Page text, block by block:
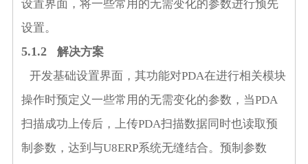
设置界面，将一些常用的无需变化的参数进行预先
设置。
5.1.2
解决方案
开发基础设置界面，其功能对PDA在进行相关模块
操作时预定义一些常用的无需变化的参数，当PDA
扫描成功上传后，上传PDA扫描数据同时也读取预
制参数，达到与U8ERP系统无缝结合。预制参数